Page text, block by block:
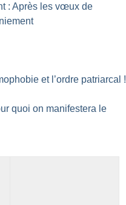
: Après les vœux de
et l’ordre patriarcal !
quoi on manifestera le